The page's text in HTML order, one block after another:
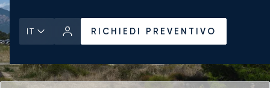
IT RICHIEDI PREVENTIVO